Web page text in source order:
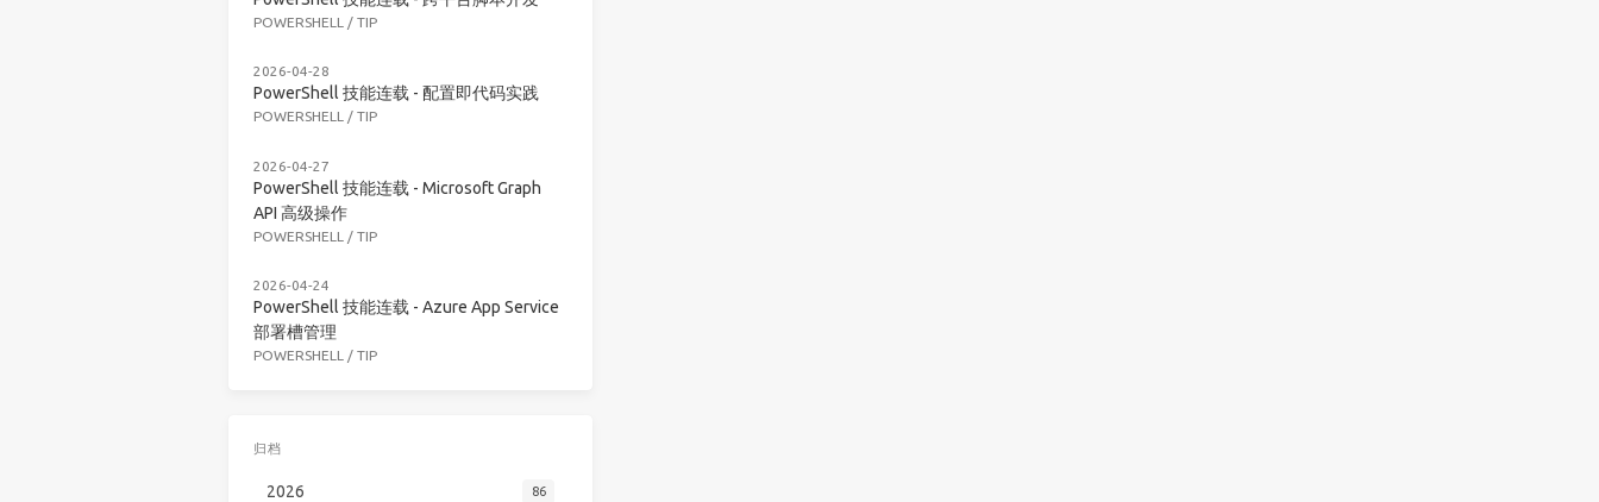
POWERSHELL / TIP
2026-04-28
PowerShell 技能连载 - 配置即代码实践
POWERSHELL / TIP
2026-04-27
PowerShell 技能连载 - Microsoft Graph
API 高级操作
POWERSHELL / TIP
2026-04-24
PowerShell 技能连载 - Azure App Service
部署槽管理
POWERSHELL / TIP
归档
2026 86